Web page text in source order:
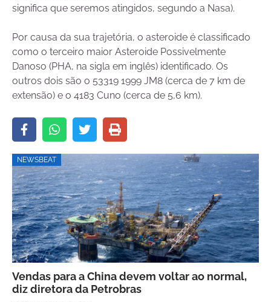
significa que seremos atingidos, segundo a Nasa).
Por causa da sua trajetória, o asteroide é classificado
como o terceiro maior Asteroide Possivelmente
Danoso (PHA, na sigla em inglês) identificado. Os
outros dois são o 53319 1999 JM8 (cerca de 7 km de
extensão) e o 4183 Cuno (cerca de 5,6 km).
NEWSBEAT
Vendas para a China devem voltar ao normal,
diz diretora da Petrobras